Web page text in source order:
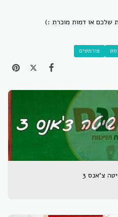
שלכם או דמות מוכרת :)
פורמטים
צ'אנס 3